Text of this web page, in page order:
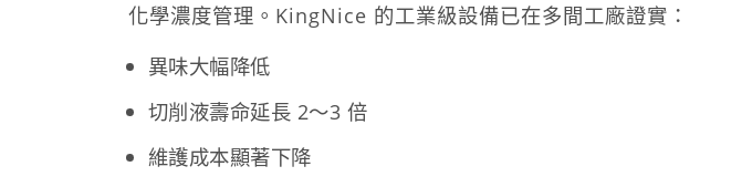
化學濃度管理。KingNice 的工業級設備已在多間工廠證實：
異味大幅降低
切削液壽命延長 2～3 倍
維護成本顯著下降